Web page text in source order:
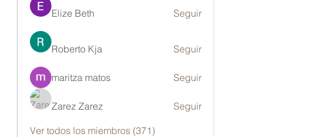
Elize Beth Seguir
Roberto Kja Seguir
maritza matos Seguir
Zarez Zarez Seguir
Ver todos los miembros (371)